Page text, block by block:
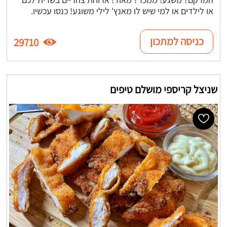
או לילדים או למי שיש לו מאנץ' לילי משוגע! כנסו עכשיו.
כניסה למתכון 29710
שניצל קריספי מושלם טיפים